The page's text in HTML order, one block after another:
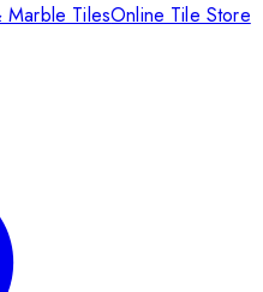
Marble TilesOnline Tile Store